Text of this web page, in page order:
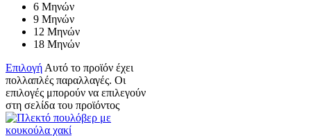
6 Μηνών
9 Μηνών
12 Μηνών
18 Μηνών
ΕπιλογήΑυτό το προϊόν έχει
πολλαπλές παραλλαγές. Οι
επιλογές μπορούν να επιλεγούν
στη σελίδα του προϊόντος